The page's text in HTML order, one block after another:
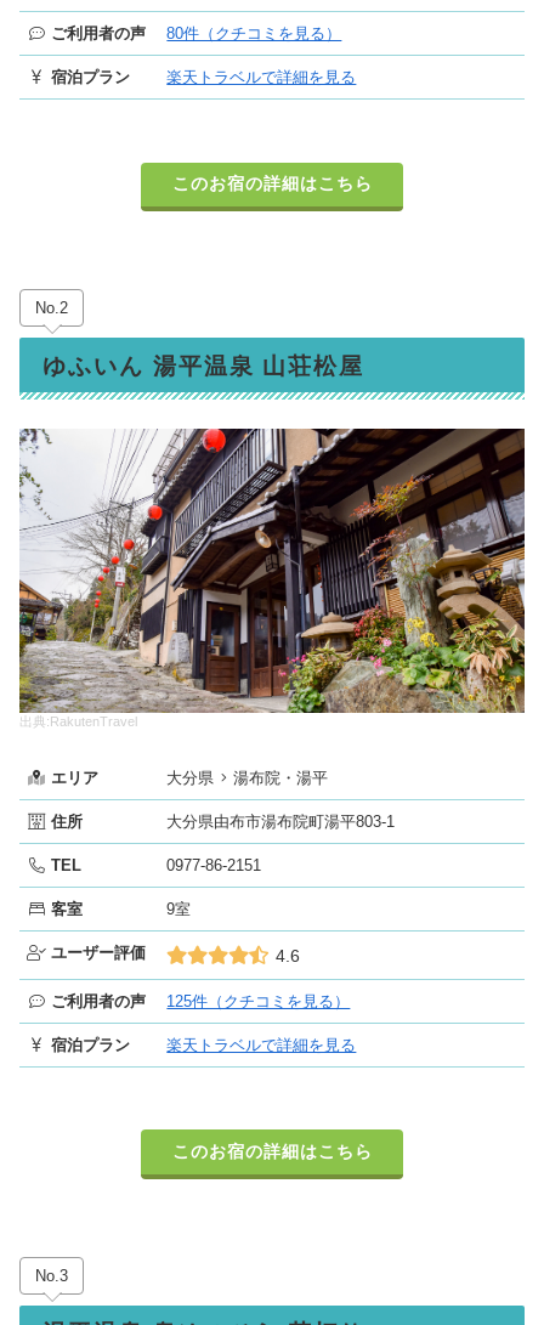
ご利用者の声 80件（クチコミを見る）
宿泊プラン 楽天トラベルで詳細を見る
このお宿の詳細はこちら
No.2
ゆふいん 湯平温泉 山荘松屋
出典:RakutenTravel
エリア 大分県 湯布院・湯平
住所 大分県由布市湯布院町湯平803-1
TEL 0977-86-2151
客室 9室
ユーザー評価 4.6
ご利用者の声 125件（クチコミを見る）
宿泊プラン 楽天トラベルで詳細を見る
このお宿の詳細はこちら
No.3